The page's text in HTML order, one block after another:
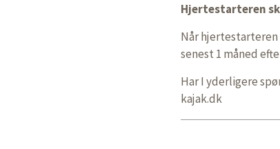
Hjertestarteren
Når
senest 1 måned
Har I yderligere
kajak.dk